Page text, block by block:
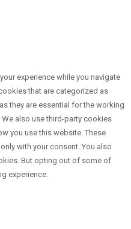
experience while you navigate
that are categorized as
they are essential for the working
also use third-party cookies
you use this website. These
with your consent. You also
But opting out of some of
experience.